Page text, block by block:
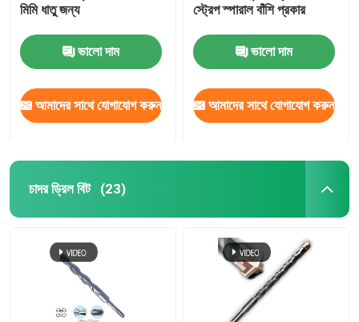
মিমি ধাতু জন্য
ভালো দাম
আমাদের সাথে যোগাযোগ করুন
স্ট্রেপ স্পারাল বাঁশি প্রকার
ভালো দাম
আমাদের সাথে যোগাযোগ করুন
চাদর ড্রিল বিট (23)